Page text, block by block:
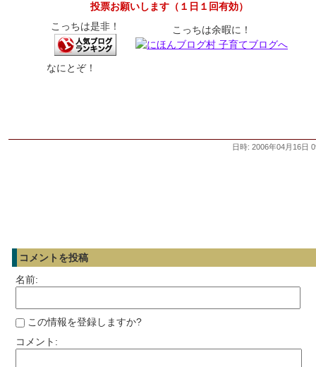
投票お願いします（１日１回有効）
こっちは是非！
こっちは余暇に！
なにとぞ！
日時: 2006年04月16日
コメントを投稿
名前:
この情報を登録しますか?
コメント: